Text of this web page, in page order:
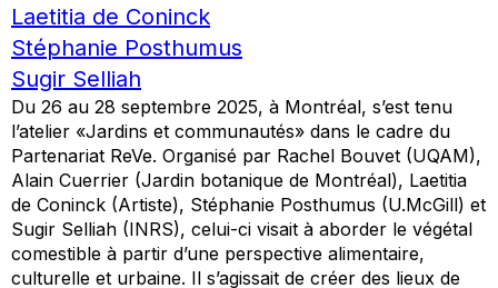
Laetitia de Coninck
Stéphanie Posthumus
Sugir Selliah
Du 26 au 28 septembre 2025, à Montréal, s’est tenu
l’atelier «Jardins et communautés» dans le cadre du
Partenariat ReVe. Organisé par Rachel Bouvet (UQAM),
Alain Cuerrier (Jardin botanique de Montréal), Laetitia
de Coninck (Artiste), Stéphanie Posthumus (U.McGill) et
Sugir Selliah (INRS), celui-ci visait à aborder le végétal
comestible à partir d’une perspective alimentaire,
culturelle et urbaine. Il s’agissait de créer des lieux de